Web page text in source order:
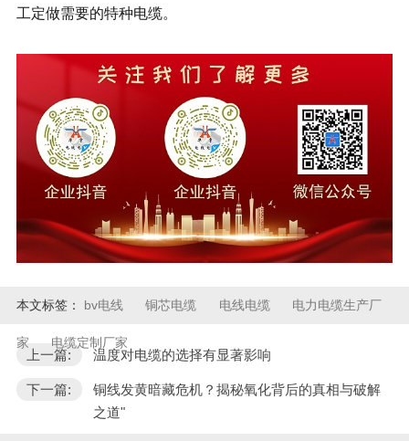
工定做需要的特种电缆。
本文标签： bv电线 铜芯电缆 电线电缆 电力电缆生产厂
家 电缆定制厂家
上一篇: 温度对电缆的选择有显著影响
下一篇:
铜线发黄暗藏危机？揭秘氧化背后的真相与破解
之道"